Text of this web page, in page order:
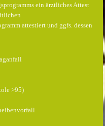
ein ärztliches Attest
attestiert und ggfs. dessen
>95)